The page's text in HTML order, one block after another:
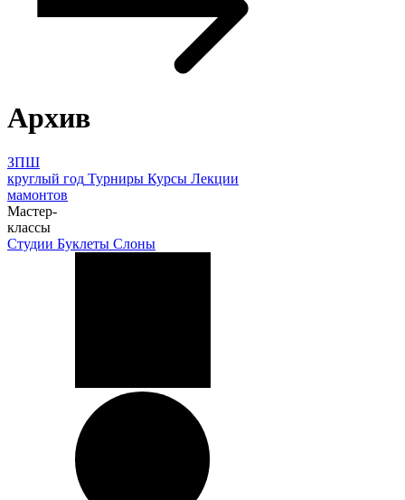
Архив
ЗПШ
круглый год Турниры Курсы Лекции
мамонтов
Мастер-
классы
Студии Буклеты Слоны